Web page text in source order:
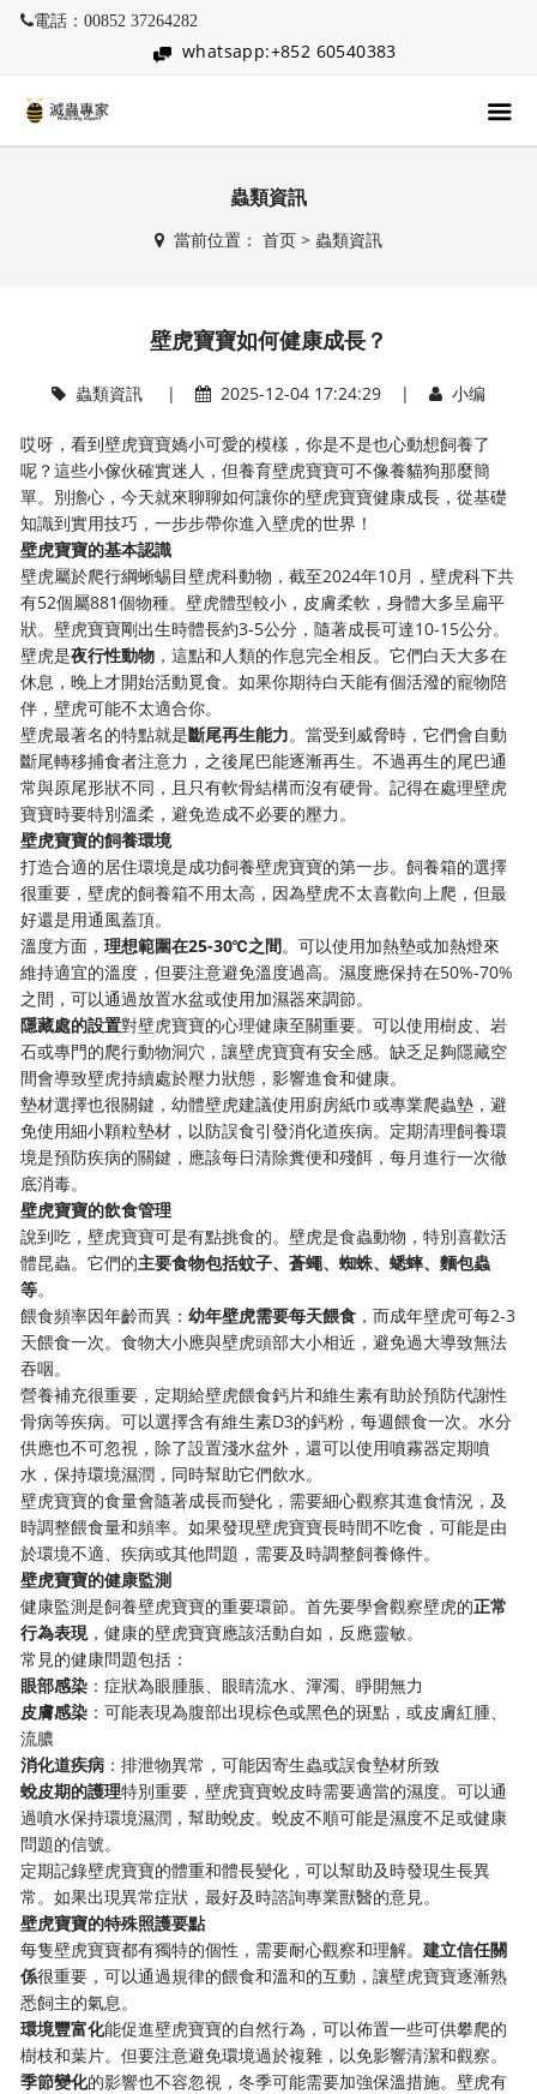
電話：00852 37264282
whatsapp:+852 60540383
蟲類資訊
當前位置： 首页> 蟲類資訊
壁虎寶寶如何健康成長？
蟲類資訊| 2025-12-04 17:24:29 | 小编
哎呀，看到壁虎寶寶嬌小可愛的模樣，你是不是也心動想飼養了
呢？這些小傢伙確實迷人，但養育壁虎寶寶可不像養貓狗那麼簡
單。別擔心，今天就來聊聊如何讓你的壁虎寶寶健康成長，從基礎
知識到實用技巧，一步步帶你進入壁虎的世界！
壁虎寶寶的基本認識
壁虎屬於爬行綱蜥蜴目壁虎科動物，截至2024年10月，壁虎科下共
有52個屬881個物種。壁虎體型較小，皮膚柔軟，身體大多呈扁平
狀。壁虎寶寶剛出生時體長約3-5公分，隨著成長可達10-15公分。
壁虎是夜行性動物 ，這點和人類的作息完全相反。它們白天大多在
休息，晚上才開始活動覓食。如果你期待白天能有個活潑的寵物陪
伴，壁虎可能不太適合你。
壁虎最著名的特點就是斷尾再生能力。當受到威脅時，它們會自動
斷尾轉移捕食者注意力，之後尾巴能逐漸再生。不過再生的尾巴通
常與原尾形狀不同，且只有軟骨結構而沒有硬骨。記得在處理壁虎
寶寶時要特別溫柔，避免造成不必要的壓力。
壁虎寶寶的飼養環境
打造合適的居住環境是成功飼養壁虎寶寶的第一步。飼養箱的選擇
很重要，壁虎的飼養箱不用太高，因為壁虎不太喜歡向上爬，但最
好還是用通風蓋頂。
溫度方面，理想範圍在25-30℃之間。可以使用加熱墊或加熱燈來
維持適宜的溫度，但要注意避免溫度過高。濕度應保持在50%-70%
之間，可以通過放置水盆或使用加濕器來調節。
隱藏處的設置對壁虎寶寶的心理健康至關重要。可以使用樹皮、岩
石或專門的爬行動物洞穴，讓壁虎寶寶有安全感。缺乏足夠隱藏空
間會導致壁虎持續處於壓力狀態，影響進食和健康。
墊材選擇也很關鍵，幼體壁虎建議使用廚房紙巾或專業爬蟲墊，避
免使用細小顆粒墊材，以防誤食引發消化道疾病。定期清理飼養環
境是預防疾病的關鍵，應該每日清除糞便和殘餌，每月進行一次徹
底消毒。
壁虎寶寶的飲食管理
說到吃，壁虎寶寶可是有點挑食的。壁虎是食蟲動物，特別喜歡活
體昆蟲。它們的主要食物包括蚊子、蒼蠅、蜘蛛、蟋蟀、麵包蟲
等。
餵食頻率因年齡而異：幼年壁虎需要每天餵食 ，而成年壁虎可每2-3
天餵食一次。食物大小應與壁虎頭部大小相近，避免過大導致無法
吞咽。
營養補充很重要，定期給壁虎餵食鈣片和維生素有助於預防代謝性
骨病等疾病。可以選擇含有維生素D3的鈣粉，每週餵食一次。水分
供應也不可忽視，除了設置淺水盆外，還可以使用噴霧器定期噴
水，保持環境濕潤，同時幫助它們飲水。
壁虎寶寶的食量會隨著成長而變化，需要細心觀察其進食情況，及
時調整餵食量和頻率。如果發現壁虎寶寶長時間不吃食，可能是由
於環境不適、疾病或其他問題，需要及時調整飼養條件。
壁虎寶寶的健康監測
健康監測是飼養壁虎寶寶的重要環節。首先要學會觀察壁虎的正常
行為表現，健康的壁虎寶寶應該活動自如，反應靈敏。
常見的健康問題包括：
眼部感染 ：症狀為眼腫脹、眼睛流水、渾濁、睜開無力
皮膚感染 ：可能表現為腹部出現棕色或黑色的斑點，或皮膚紅腫、
流膿
消化道疾病 ：排泄物異常，可能因寄生蟲或誤食墊材所致
蛻皮期的護理特別重要，壁虎寶寶蛻皮時需要適當的濕度。可以通
過噴水保持環境濕潤，幫助蛻皮。蛻皮不順可能是濕度不足或健康
問題的信號。
定期記錄壁虎寶寶的體重和體長變化，可以幫助及時發現生長異
常。如果出現異常症狀，最好及時諮詢專業獸醫的意見。
壁虎寶寶的特殊照護要點
每隻壁虎寶寶都有獨特的個性，需要耐心觀察和理解。建立信任關
係很重要，可以通過規律的餵食和溫和的互動，讓壁虎寶寶逐漸熟
悉飼主的氣息。
環境豐富化能促進壁虎寶寶的自然行為，可以佈置一些可供攀爬的
樹枝和葉片。但要注意避免環境過於複雜，以免影響清潔和觀察。
季節變化的影響也不容忽視，冬季可能需要加強保溫措施。壁虎有